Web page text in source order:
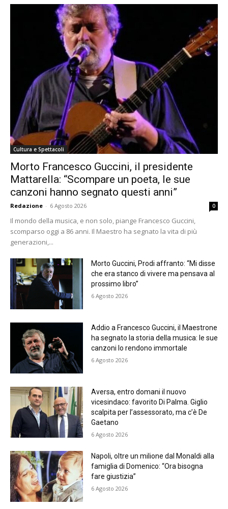
Cultura e Spettacoli
Morto Francesco Guccini, il presidente
Mattarella: “Scompare un poeta, le sue
canzoni hanno segnato questi anni”
Redazione - 6 Agosto 2026 0
Il mondo della musica, e non solo, piange Francesco Guccini,
scomparso oggi a 86 anni. Il Maestro ha segnato la vita di più
generazioni,...
Morto Guccini, Prodi affranto: “Mi disse
che era stanco di vivere ma pensava al
prossimo libro”
6 Agosto 2026
Addio a Francesco Guccini, il Maestrone
ha segnato la storia della musica: le sue
canzoni lo rendono immortale
6 Agosto 2026
Aversa, entro domani il nuovo
vicesindaco: favorito Di Palma. Giglio
scalpita per l’assessorato, ma c’è De
Gaetano
6 Agosto 2026
Napoli, oltre un milione dal Monaldi alla
famiglia di Domenico: “Ora bisogna
fare giustizia”
6 Agosto 2026